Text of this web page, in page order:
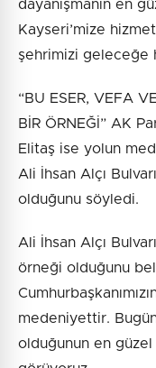
dayanışmanın en
Kayseri’mize
şehrimizi geleceğe
“BU ESER, VEFA
BİR ÖRNEĞİ” AK
Elitaş ise yolun
Ali İhsan Alçı
olduğunu söyledi.
Ali İhsan Alçı
örneği olduğunu
medeniyettir.
olduğunun en